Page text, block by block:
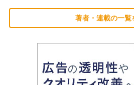
著者・連載の一覧